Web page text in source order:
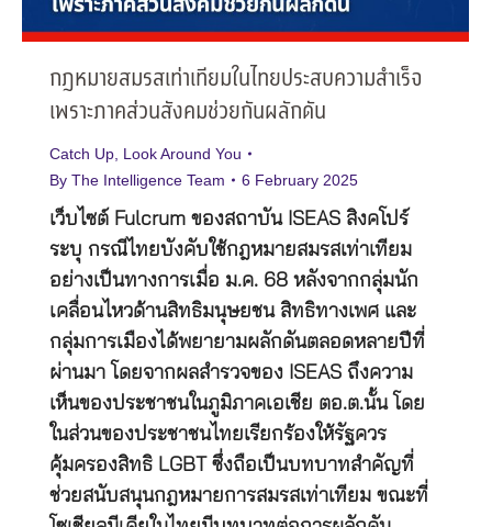
กฎหมายสมรสเท่าเทียมในไทยประสบความสำเร็จ
เพราะภาคส่วนสังคมช่วยกันผลักดัน
Catch Up Look Around You
By The Intelligence Team 6 February 2025
เว็บไซต์ Fulcrum ของสถาบัน ISEAS สิงคโปร์
ระบุ กรณีไทยบังคับใช้กฎหมายสมรสเท่าเทียม
อย่างเป็นทางการเมื่อ ม.ค. 68 หลังจากกลุ่มนัก
เคลื่อนไหวด้านสิทธิมนุษยชน สิทธิทางเพศ และ
กลุ่มการเมืองได้พยายามผลักดันตลอดหลายปีที่
ผ่านมา โดยจากผลสำรวจของ ISEAS ถึงความ
เห็นของประชาชนในภูมิภาคเอเชีย ตอ.ต.นั้น โดย
ในส่วนของประชาชนไทยเรียกร้องให้รัฐควร
คุ้มครองสิทธิ LGBT ซึ่งถือเป็นบทบาทสำคัญที่
ช่วยสนับสนุนกฎหมายการสมรสเท่าเทียม ขณะที่